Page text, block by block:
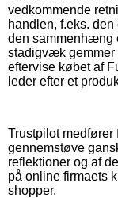
vedkommende
handlen, f.eks. den
den sammenhæng
stadigvæk gemmer
eftervise købet af
leder efter et
Trustpilot medfører
gennemstøve
reflektioner og af
på online firmaets
shopper.